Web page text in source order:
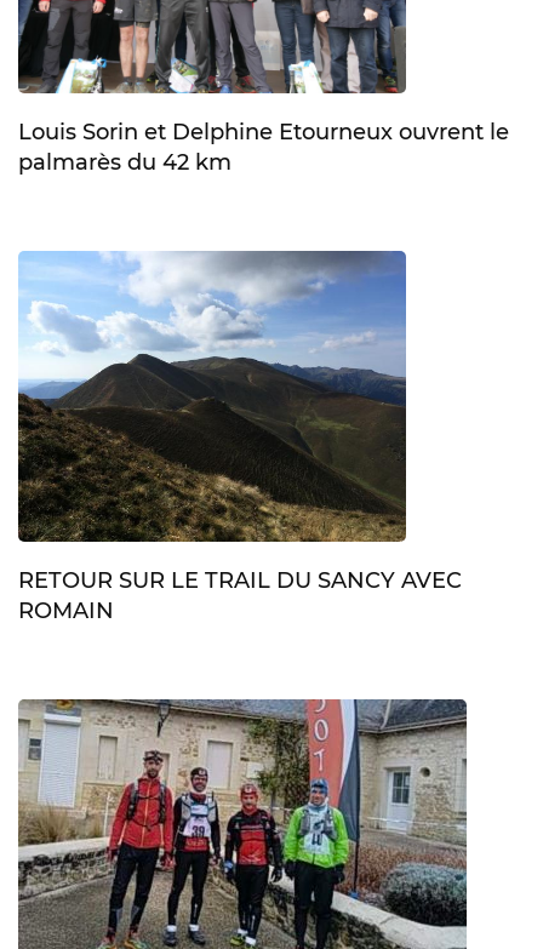
Louis Sorin et Delphine Etourneux ouvrent le
palmarès du 42 km
RETOUR SUR LE TRAIL DU SANCY AVEC
ROMAIN